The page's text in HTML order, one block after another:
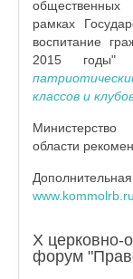
рамках
воспитание
2015 годы"
классов и
области
www.kommolrb.ru
X церковно-
форум